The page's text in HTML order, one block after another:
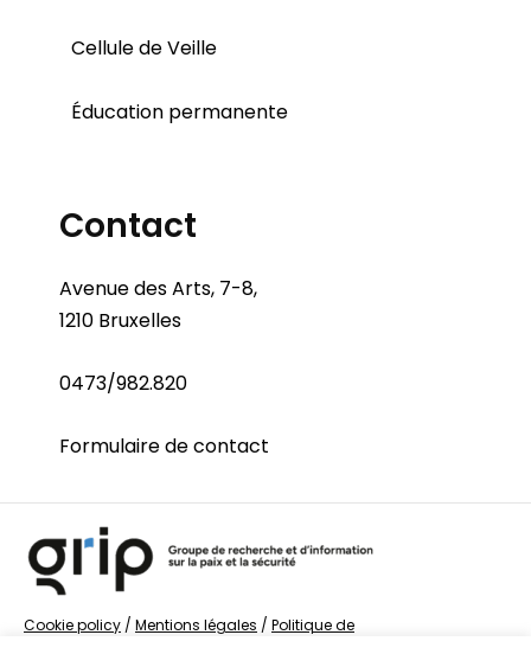
Cellule de Veille
Éducation permanente
Contact
Avenue des Arts, 7-8,
1210 Bruxelles
0473/982.820
Formulaire de contact
Cookie policy / Mentions légales / Politique de